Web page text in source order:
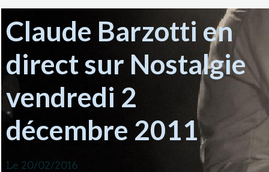
Claude Barzotti en
direct sur Nostalgie
vendredi 2
décembre 2011
Le 20/02/2016